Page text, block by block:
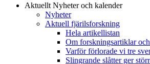
Aktuellt Nyheter och kalender
Nyheter
Aktuell fjärilsforskning
Hela artikellistan
Om forskningsartiklar
Varför förlorade vi tre
Slingrande slåtter ger